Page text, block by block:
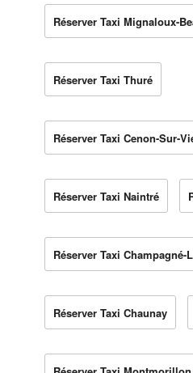
Réserver Taxi Mignaloux-
Réserver Taxi Thuré
Réserver Taxi Cenon-Sur-
Réserver Taxi Naintré
Réserver Taxi Champagné-
Réserver Taxi Chaunay